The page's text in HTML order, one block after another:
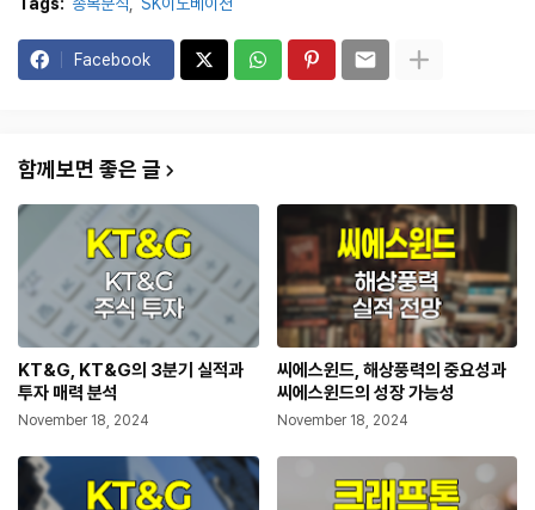
Tags: 종목분석 SK이노베이션
Facebook
함께보면 좋은 글
KT&G, KT&G의 3분기 실적과
투자 매력 분석
November 18, 2024
씨에스윈드, 해상풍력의 중요성과
씨에스윈드의 성장 가능성
November 18, 2024